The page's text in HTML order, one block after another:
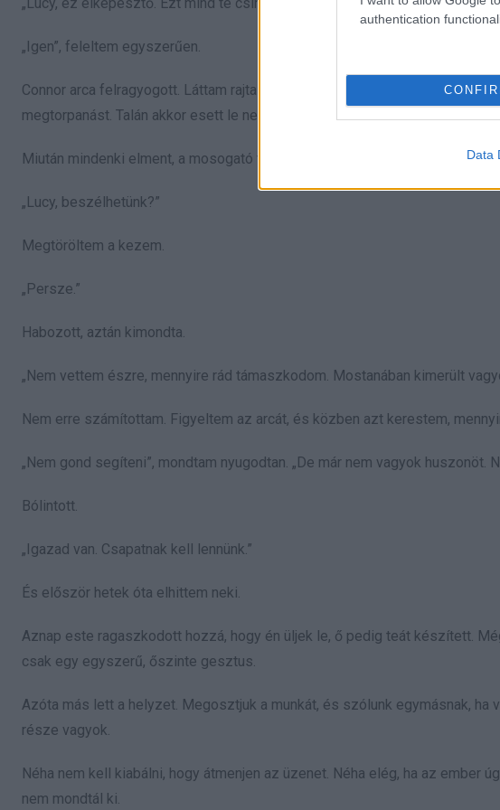
authentication
Data
„Igen”, feleltem egyszerűen.
Connor arca felragyogott. Láttam rajta a büszkeséget. Eve közben
megtorpanást. Talán akkor esett le neki igazán, mekkora munka ez, és
Miután mindenki elment, a mosogató tele volt edényekkel. Eve csendben
„Lucy, beszélhetünk?”
Megtöröltem a kezem.
„Persze.”
Habozott, aztán kimondta.
„Nem vettem észre, mennyire rád támaszkodom. Mostanában kimerült
Nem erre számítottam. Figyeltem az arcát, és közben azt kerestem,
„Nem gond segíteni”, mondtam nyugodtan. „De már nem vagyok
Bólintott.
„Igazad van. Csapatnak kell lennünk.”
És először hetek óta elhittem neki.
Aznap este ragaszkodott hozzá, hogy én üljek le, ő pedig teát készített.
csak egy egyszerű, őszinte gesztus.
Azóta más lett a helyzet. Megosztjuk a munkát, és szólunk egymásnak, ha
része vagyok.
Néha nem kell kiabálni, hogy átmenjen az üzenet. Néha elég, ha az
nem mondtál ki.